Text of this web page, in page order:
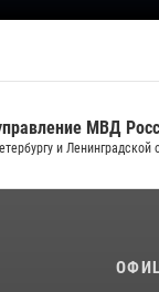
МВД
и Ленинградской